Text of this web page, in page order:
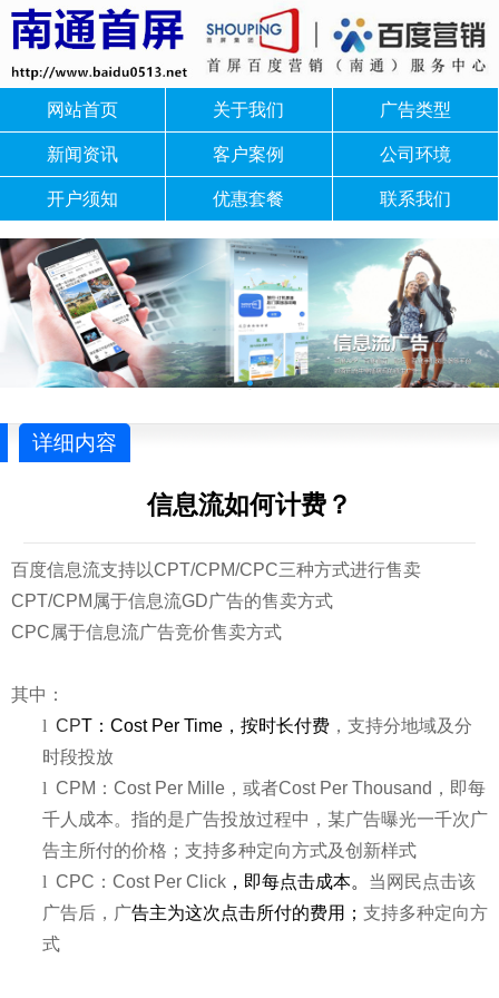
网站首页 关于我们 广告类型
新闻资讯 客户案例 公司环境
开户须知 优惠套餐 联系我们
详细内容
信息流如何计费？
百度信息流支持以CPT/CPM/CPC三种方式进行售卖
CPT/CPM属于信息流GD广告的售卖方式
CPC属于信息流广告竞价售卖方式
其中：
l CPT：Cost Per Time，按时长付费 ，支持分地域及分
时段投放
l CPM：Cost Per Mille，或者Cost Per Thousand，即每
千人成本。指的是广告投放过程中，某广告曝光一千次广
告主所付的价格；支持多种定向方式及创新样式
l CPC：Cost Per Click ，即每点击成本。 当网民点击该
广告后，广告主为这次点击所付的费用； 支持多种定向方
式